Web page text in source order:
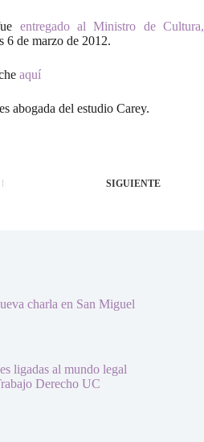
entregado al Ministro de Cultura,
6 de marzo de 2012.
aquí
abogada del estudio Carey.
SIGUIENTE
charla en San Miguel
ligadas al mundo legal
Derecho UC